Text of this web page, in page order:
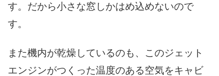
す。だから小さな窓しかはめ込めないので
す。
また機内が乾燥しているのも、このジェット
エンジンがつくった温度のある空気をキャビ